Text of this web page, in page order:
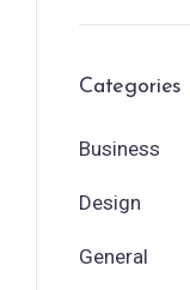
Categories
Business
Design
General